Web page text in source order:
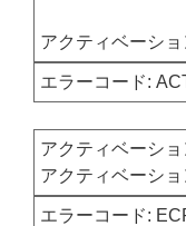
アクティベーシ
エラーコード:
アクティベーシ
アクティベーシ
エラーコード: